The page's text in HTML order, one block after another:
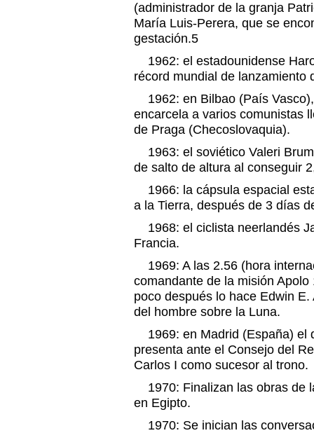
(administrador de la granja
María Luis-Perera, que se
gestación.5
1962: el estadounidense
récord mundial de lanzamiento
1962: en Bilbao (País
encarcela a varios comunistas
de Praga (Checoslovaquia).
1963: el soviético Valeri
de salto de altura al conseguir
1966: la cápsula espacial
a la Tierra, después de 3 días
1968: el ciclista neerlandés
Francia.
1969: A las 2.56 (hora
comandante de la misión
poco después lo hace Edwin
del hombre sobre la Luna.
1969: en Madrid (España) el
presenta ante el Consejo del
Carlos I como sucesor al trono.
1970: Finalizan las obras de
en Egipto.
1970: Se inician las